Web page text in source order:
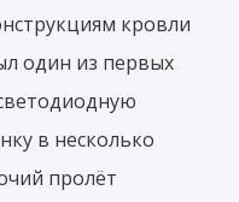
кровли
один из первых
в несколько
пролёт